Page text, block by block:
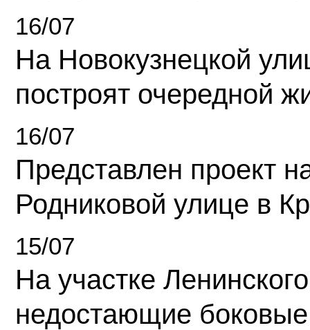
16/07
На Новокузнецкой
построят очередной
16/07
Представлен проект
Родниковой улице в
15/07
На участке
недостающие